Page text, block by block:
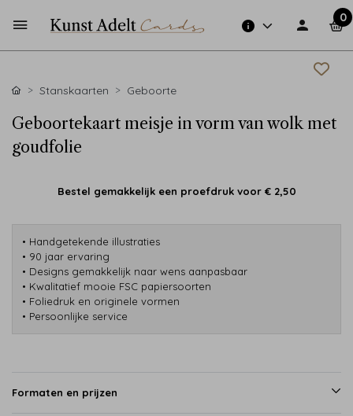
0
Stanskaarten Geboorte
Geboortekaart meisje in vorm van wolk met
goudfolie
Bestel gemakkelijk een proefdruk voor € 2,50
• Handgetekende illustraties
• 90 jaar ervaring
• Designs gemakkelijk naar wens aanpasbaar
• Kwalitatief mooie FSC papiersoorten
• Foliedruk en originele vormen
• Persoonlijke service
Formaten en prijzen